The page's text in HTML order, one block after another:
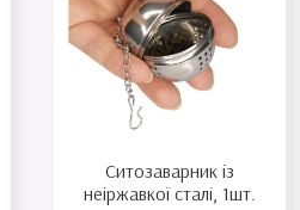
Ситозаварник із
неіржавкої сталі, 1шт.